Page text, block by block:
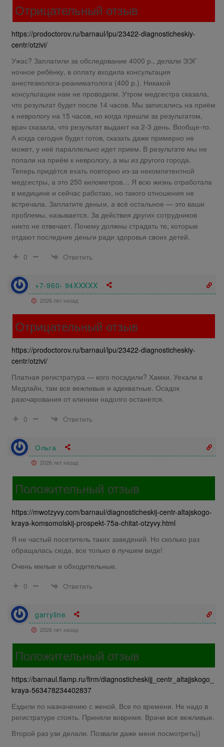
Отрицательный отзыв
https://prodoctorov.ru/barnaul/lpu/23422-diagnosticheskiy-
centr/otzivi/
Ужас? Заплатили за обследование 4000 р., делали ЭЭГ
ночное ребёнку, в оплату входила консультация
анестезиолога-реаниматолога (400 р.). Никакой
консультации нам не проводили. Утром медсестра сказала,
что результат будет после 14 часов. Мы записались на приём
к неврологу на 15 часов, но когда пришли за результатом,
врач сказала, что результат выдают на 2-3 день. Вообще-то.
А когда сегодня будет готов, сказать даже примерно не
может, у неё параллельно идет прием. В результате мы не
попали на приём к неврологу, а мы из другого города.
Теперь придётся ехать повторно из-за некомпетентной
медсестры, а это 250 километров… Я всю жизнь отработала
в медицине и сейчас работаю, но такого отношения не
встречала. Заплатите деньги, а всё остальное — это ваши
проблемы, называется. За действия других сотрудников
никто не отвечает. Почему должны страдать те, которые
отдают последние деньги ради здоровья своих детей.
0
Ответить
+7-960- 94XXXXX
2026 лет назад
Отрицательный отзыв
https://prodoctorov.ru/barnaul/lpu/23422-diagnosticheskiy-
centr/otzivi/
Платная регистратура — кого посадили? Хамки. Уехали в
Медлайн, там все вежливые и адекватные. Осадок
разочарования от клиники надолго останется.
0
Ответить
Ольга
2026 лет назад
Положительный отзыв
https://mwotzyvy.com/barnaul/diagnosticheskij-centr-altajskogo-
kraya-komsomolskij-prospekt-75a-chitat-otzyvy.html
Я не частый посетитель таких заведений. Но сколько раз
обращалась сюда, все только в лучшем виде!
Очень милые и обходительные.
0
Ответить
garryline
2026 лет назад
Положительный отзыв
https://barnaul.flamp.ru/firm/diagnosticheskijj_centr_altajjskogo_
kraya-563478234402837
Ездили по назначению с женой. Все по времени. Не надо в
регистратуре стоять. Приняли вовремя. Врачи все вежливые.
Второй раз узи делали. Позвали даже меня посмотреть))